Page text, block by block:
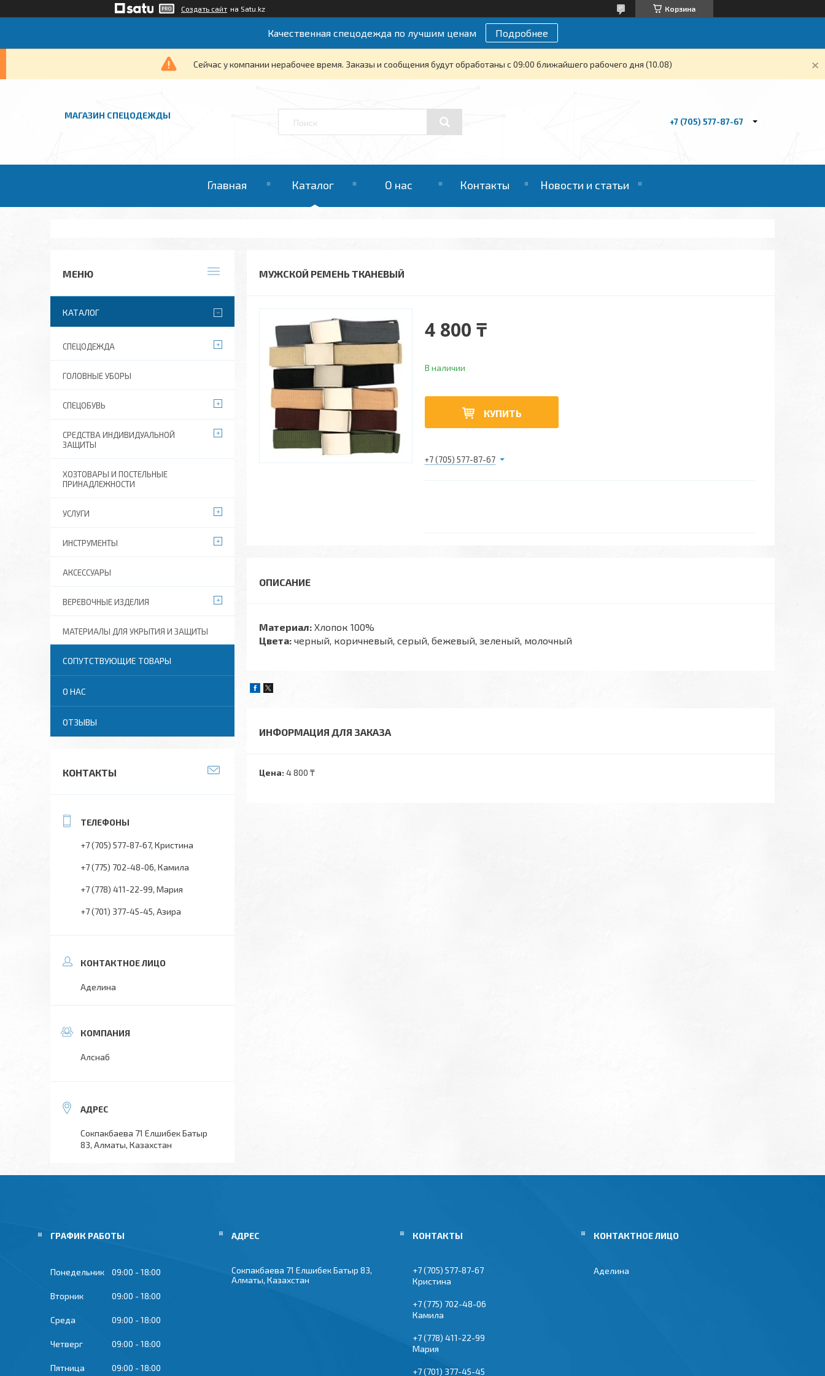
Создать сайт на Satu.kz Корзина
Качественная спецодежда по лучшим ценам Подробнее
Сейчас у компании нерабочее время. Заказы и сообщения будут обработаны с 09:00 ближайшего рабочего дня (10.08)
МАГАЗИН СПЕЦОДЕЖДЫ
+7 (705) 577-87-67
Главная Каталог О нас Контакты Новости и статьи
МУЖСКОЙ РЕМЕНЬ ТКАНЕВЫЙ
4 800 ₸
В наличии
КУПИТЬ
+7 (705) 577-87-67
Материал: Хлопок 100%
Цвета: черный, коричневый, серый, бежевый, зеленый, молочный
ИНФОРМАЦИЯ ДЛЯ ЗАКАЗА
Цена: 4 800 ₸
КАТАЛОГ
СПЕЦОДЕЖДА
ГОЛОВНЫЕ УБОРЫ
СПЕЦОБУВЬ
СРЕДСТВА ИНДИВИДУАЛЬНОЙ
ЗАЩИТЫ
ХОЗТОВАРЫ И ПОСТЕЛЬНЫЕ
ПРИНАДЛЕЖНОСТИ
УСЛУГИ
ИНСТРУМЕНТЫ
АКСЕССУАРЫ
ВЕРЕВОЧНЫЕ ИЗДЕЛИЯ
МАТЕРИАЛЫ ДЛЯ УКРЫТИЯ И ЗАЩИТЫ
СОПУТСТВУЮЩИЕ ТОВАРЫ
О НАС
ОТЗЫВЫ
КОНТАКТЫ
+7 (705) 577-87-67 Кристина
+7 (775) 702-48-06 Камила
+7 (778) 411-22-99 Мария
+7 (701) 377-45-45 Азира
Аделина
Алснаб
Сокпакбаева 71 Елшибек Батыр
83, Алматы, Казахстан
ГРАФИК РАБОТЫ
Понедельник 09:00 18:00
Вторник 09:00 18:00
Среда 09:00 18:00
Четверг 09:00 18:00
Пятница 09:00 18:00
Сокпакбаева 71 Елшибек Батыр 83,
Алматы, Казахстан
+7 (705) 577-87-67
Кристина
+7 (775) 702-48-06
Камила
+7 (778) 411-22-99
Мария
+7 (701) 377-45-45
Аделина